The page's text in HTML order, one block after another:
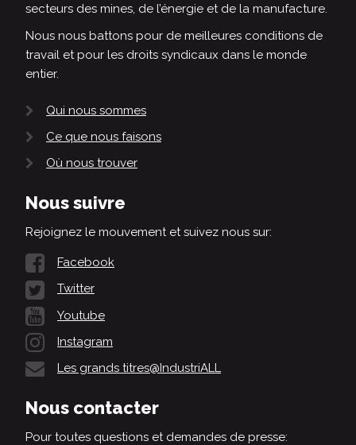
secteurs des mines, de l’énergie et de la manufacture.
Nous nous battons pour de meilleures conditions de
travail et pour les droits syndicaux dans le monde
entier.
Qui nous sommes
Ce que nous faisons
Où nous trouver
Nous suivre
Rejoignez le mouvement et suivez nous sur:
Facebook
Twitter
Youtube
Instagram
Les grands titres@IndustriALL
Nous contacter
Pour toutes questions et demandes de presse: